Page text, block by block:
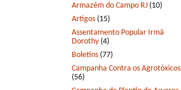
Armazém do Campo RJ (10)
Artigos (15)
Assentamento Popular Irmã
Dorothy (4)
Boletins (77)
Campanha Contra os Agrotóxicos
(56)